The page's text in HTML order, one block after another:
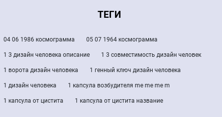
ТЕГИ
04 06 1986 космограмма 05 07 1964 космограмма
1 3 дизайн человека описание 1 3 совместимость дизайн человек
1 ворота дизайн человека 1 генный ключ дизайн человека
1 дизайн человека 1 капсула возбудителя me me me m
1 капсула от цистита 1 капсула от цистита название